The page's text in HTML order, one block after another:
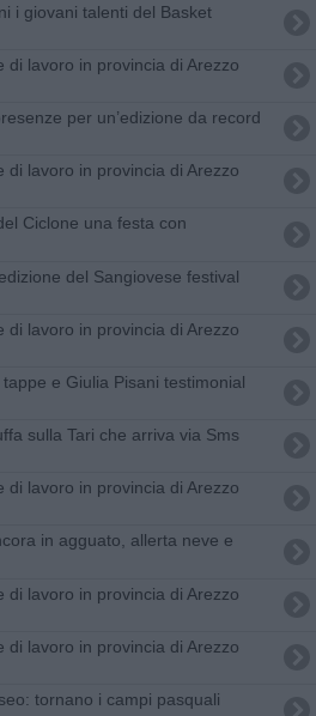
i giovani talenti del Basket
di lavoro in provincia di Arezzo
per un’edizione da record
di lavoro in provincia di Arezzo
Ciclone una festa con
del Sangiovese festival
di lavoro in provincia di Arezzo
e Giulia Pisani testimonial
sulla Tari che arriva via Sms
di lavoro in provincia di Arezzo
in agguato, allerta neve e
di lavoro in provincia di Arezzo
di lavoro in provincia di Arezzo
tornano i campi pasquali